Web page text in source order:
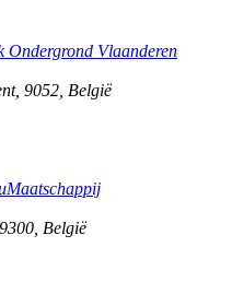
Ondergrond Vlaanderen
, 9052 België
9300 België